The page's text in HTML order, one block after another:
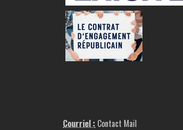
Courriel : Contact Mail